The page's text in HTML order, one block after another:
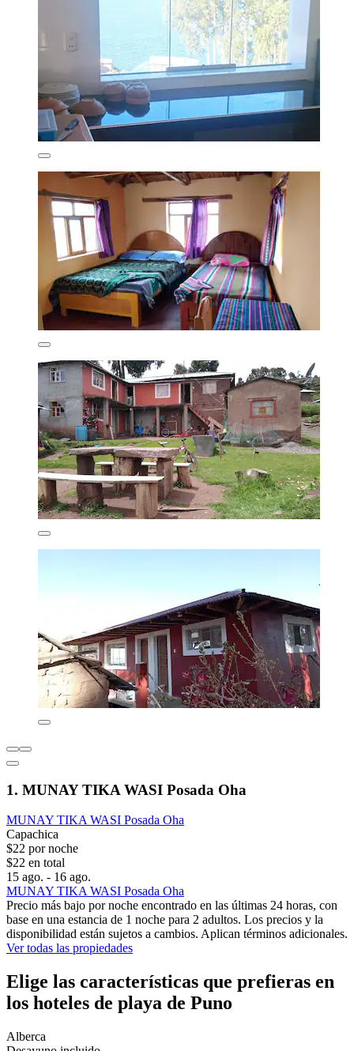
1. MUNAY TIKA WASI Posada Oha
MUNAY TIKA WASI Posada Oha
Capachica
$22 por noche
$22 en total
15 ago. - 16 ago.
MUNAY TIKA WASI Posada Oha
Precio más bajo por noche encontrado en las últimas 24 horas, con
base en una estancia de 1 noche para 2 adultos. Los precios y la
disponibilidad están sujetos a cambios. Aplican términos adicionales.
Ver todas las propiedades
Elige las características que prefieras en
los hoteles de playa de Puno
Alberca